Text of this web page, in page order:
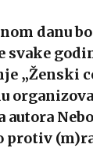
danu
svake
„Ženski
protiv